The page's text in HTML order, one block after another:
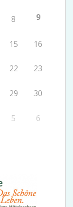
8 9
15 16
22 23
29 30
5 6